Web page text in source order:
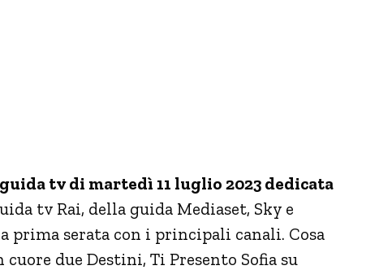
tv di martedì 11 luglio 2023 dedicata
tv Rai, della guida Mediaset, Sky e
prima serata con i principali canali. Cosa
cuore due Destini, Ti Presento Sofia su